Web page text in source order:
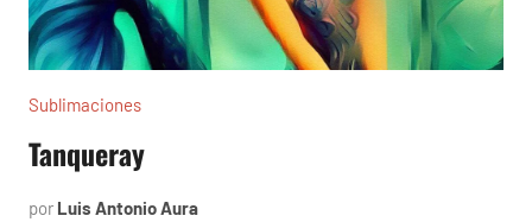
Sublimaciones
Tanqueray
por Luis Antonio Aura